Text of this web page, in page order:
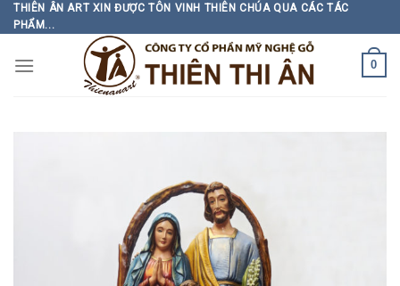
Skip
to
THIÊN ÂN ART XIN ĐƯỢC TÔN VINH THIÊN CHÚA QUA CÁC TÁC
PHẨM...
0